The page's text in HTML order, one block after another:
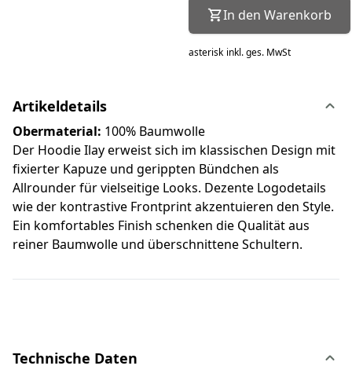
In den Warenkorb
asterisk inkl. ges. MwSt
Artikeldetails
Obermaterial: 100% Baumwolle
Der Hoodie Ilay erweist sich im klassischen Design mit
fixierter Kapuze und gerippten Bündchen als
Allrounder für vielseitige Looks. Dezente Logodetails
wie der kontrastive Frontprint akzentuieren den Style.
Ein komfortables Finish schenken die Qualität aus
reiner Baumwolle und überschnittene Schultern.
Technische Daten